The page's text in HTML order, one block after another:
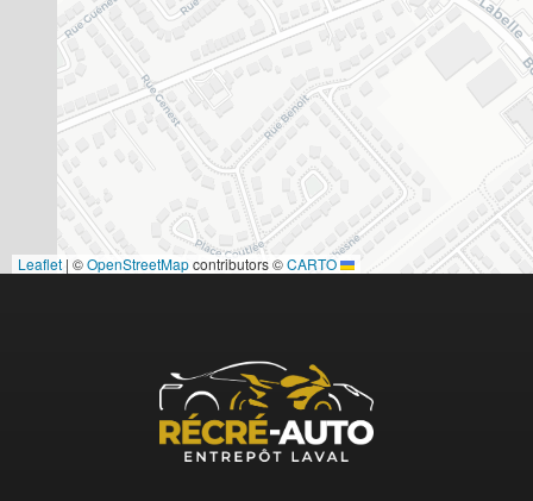
| ©OpenStreetMapcontributors ©CARTO